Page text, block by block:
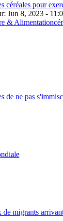
céréales pour
Jun 8, 2023 -
& Alimentation
ne pas
de migrants